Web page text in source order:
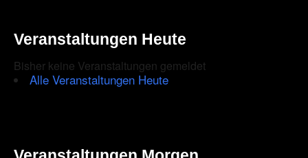
Veranstaltungen Heute
Bisher keine Veranstaltungen gemeldet
Alle Veranstaltungen Heute